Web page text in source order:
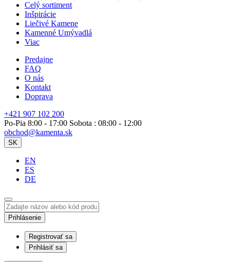
Celý sortiment
Inšpirácie
Liečivé Kamene
Kamenné Umývadlá
Viac
Predajne
FAQ
O nás
Kontakt
Doprava
+421 907 102 200
Po-Pia 8:00 - 17:00 Sobota : 08:00 - 12:00
obchod@kamenta.sk
SK
EN
ES
DE
Prihlásenie
Registrovať sa
Prihlásiť sa